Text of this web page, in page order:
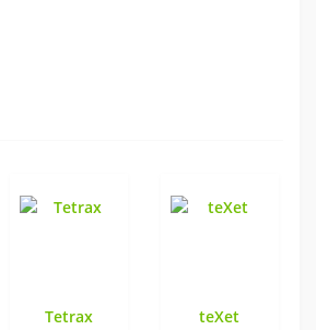
Tetrax teXet